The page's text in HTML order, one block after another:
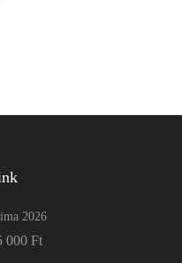
2026
000 Ft